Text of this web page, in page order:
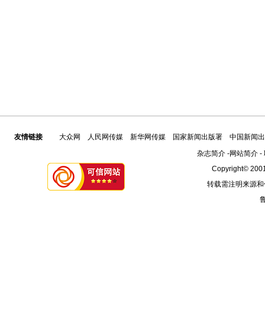
友情链接 大众网 人民网传媒 新华网传媒 国家新闻出版署
中国新闻
杂志简介-网站简介-
Copyright©
转载需注明来源